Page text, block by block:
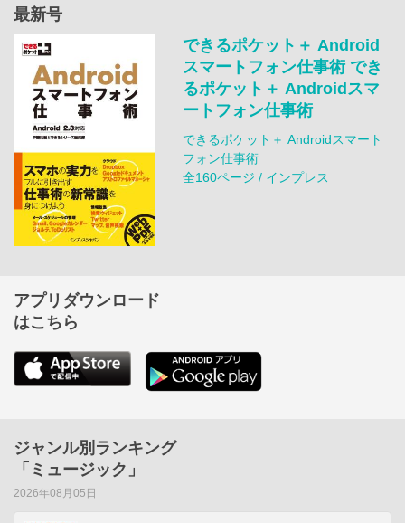
最新号
できるポケット＋ Android
スマートフォン仕事術 でき
るポケット＋ Androidスマ
ートフォン仕事術
できるポケット＋ Androidスマート
フォン仕事術
全160ページ / インプレス
アプリダウンロード
はこちら
ジャンル別ランキング
「ミュージック」
2026年08月05日